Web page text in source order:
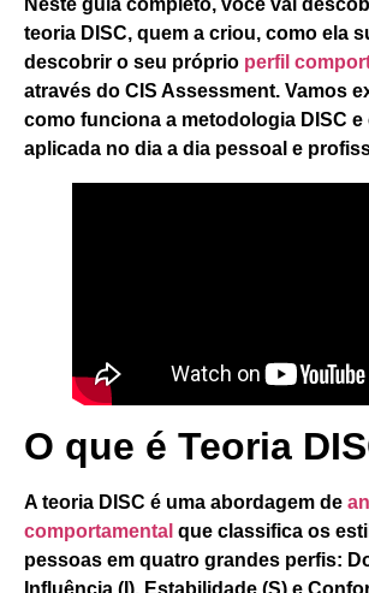
teoria DISC, quem a criou, como ela
descobrir o seu próprio perfil
através do CIS Assessment. Vamos
como funciona a metodologia DISC e
aplicada no dia a dia pessoal e
O que é Teoria
A teoria DISC é uma abordagem de
comportamental que classifica os
pessoas em quatro grandes perfis: